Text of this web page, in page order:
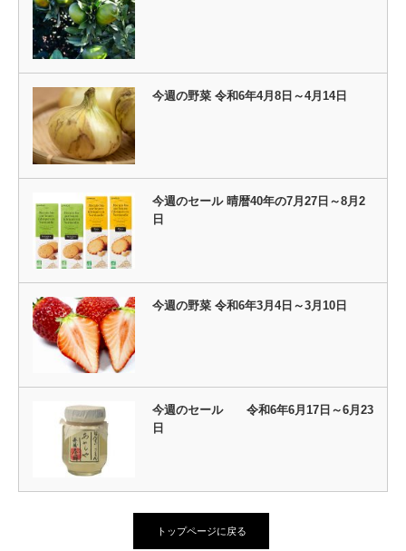
今週の野菜 令和6年4月8日～4月14日
今週のセール 晴暦40年の7月27日～8月2
日
今週の野菜 令和6年3月4日～3月10日
今週のセール 令和6年6月17日～6月23
日
トップページに戻る